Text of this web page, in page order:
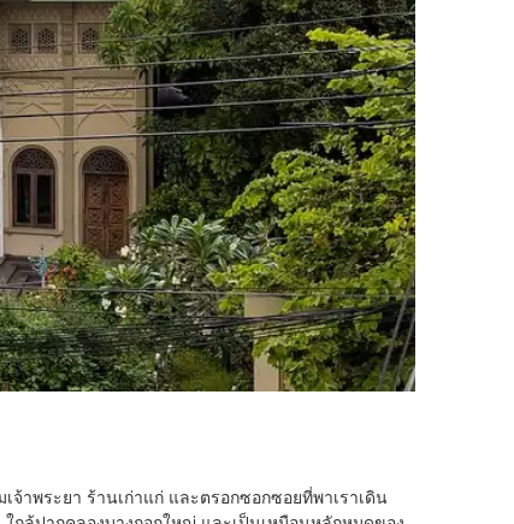
าพระยา ร้านเก่าแก่ และตรอกซอกซอยที่พาเราเดิน